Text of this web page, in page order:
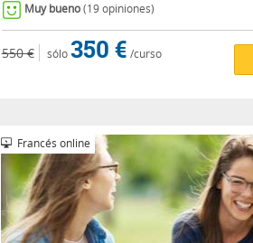
Muy bueno (19 opiniones)
550 € sólo350 € /curso
Francés online